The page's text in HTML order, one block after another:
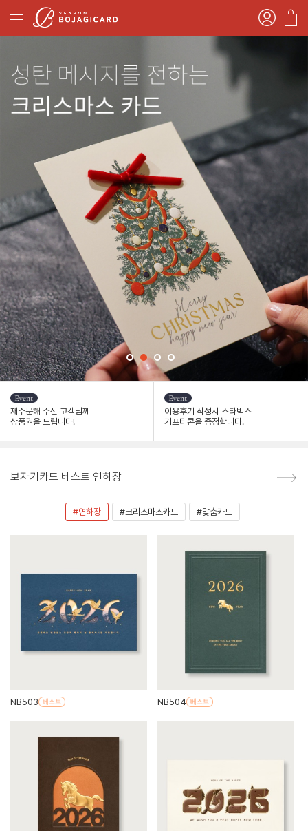
재주문해 주신 고객님께
상품권을 드립니다!
이용후기 작성시 스타벅스
기프티콘을 증정합니다.
보자기카드 베스트 연하장
#연하장 #크리스마스카드 #맞춤카드
NB503 NB504